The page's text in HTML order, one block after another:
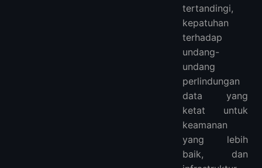
tertandingi,
kepatuhan
terhadap
undang-
undang
perlindungan
data yang
ketat untuk
keamanan
yang lebih
baik, dan